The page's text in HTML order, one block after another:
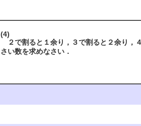
(4)
２で割ると１余り，３で割ると２余り，
さい数を求めなさい．